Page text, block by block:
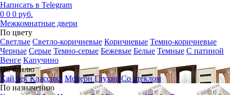
Написать в Telegram
0 0 0 руб.
Межкомнатные двери
По цвету
Светлые Светло-коричневые Коричневые Темно-коричневые
Черные Серые Темно-серые Бежевые Белые Темные С патиной
Венге Капучино
По стилю
Хай тек Классика Модерн Глухие Со стеклом
По назначению